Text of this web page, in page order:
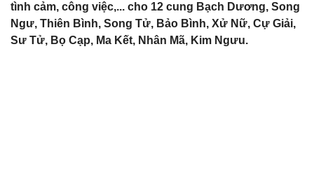
tình cảm, công việc,... cho 12 cung Bạch Dương, Song
Ngư, Thiên Bình, Song Tử, Bảo Bình, Xử Nữ, Cự Giải,
Sư Tử, Bọ Cạp, Ma Kết, Nhân Mã, Kim Ngưu.